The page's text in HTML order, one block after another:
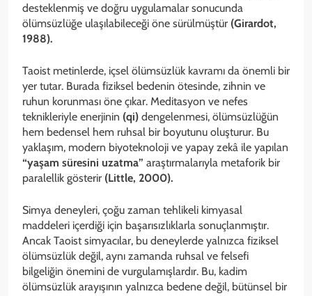
desteklenmiş ve doğru uygulamalar sonucunda
ölümsüzlüğe ulaşılabileceği öne sürülmüştür (Girardot,
1988).
Taoist metinlerde, içsel ölümsüzlük kavramı da önemli bir
yer tutar. Burada fiziksel bedenin ötesinde, zihnin ve
ruhun korunması öne çıkar. Meditasyon ve nefes
teknikleriyle enerjinin (qi) dengelenmesi, ölümsüzlüğün
hem bedensel hem ruhsal bir boyutunu oluşturur. Bu
yaklaşım, modern biyoteknoloji ve yapay zekâ ile yapılan
“yaşam süresini uzatma” araştırmalarıyla metaforik bir
paralellik gösterir (Little, 2000).
Simya deneyleri, çoğu zaman tehlikeli kimyasal
maddeleri içerdiği için başarısızlıklarla sonuçlanmıştır.
Ancak Taoist simyacılar, bu deneylerde yalnızca fiziksel
ölümsüzlük değil, aynı zamanda ruhsal ve felsefi
bilgeliğin önemini de vurgulamışlardır. Bu, kadim
ölümsüzlük arayışının yalnızca bedene değil, bütünsel bir